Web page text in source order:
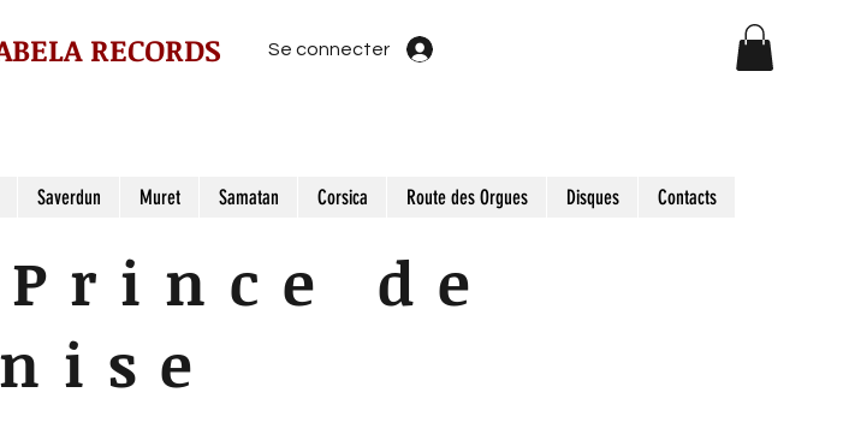
RECORDS Se connecter
Saverdun Muret Samatan Corsica Route des Orgues Disques Contacts
de